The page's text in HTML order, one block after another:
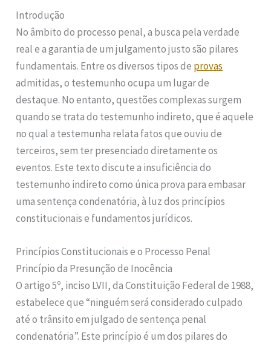
Introdução
No âmbito do processo penal, a busca pela verdade
real e a garantia de um julgamento justo são pilares
fundamentais. Entre os diversos tipos de provas
admitidas, o testemunho ocupa um lugar de
destaque. No entanto, questões complexas surgem
quando se trata do testemunho indireto, que é aquele
no qual a testemunha relata fatos que ouviu de
terceiros, sem ter presenciado diretamente os
eventos. Este texto discute a insuficiência do
testemunho indireto como única prova para embasar
uma sentença condenatória, à luz dos princípios
constitucionais e fundamentos jurídicos.
Princípios Constitucionais e o Processo Penal
Princípio da Presunção de Inocência
O artigo 5º, inciso LVII, da Constituição Federal de 1988,
estabelece que “ninguém será considerado culpado
até o trânsito em julgado de sentença penal
condenatória”. Este princípio é um dos pilares do